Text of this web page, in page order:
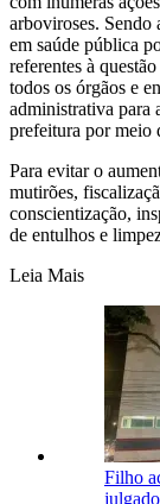
arboviroses. Sendo
em saúde pública
referentes à
todos os órgãos e
administrativa para
prefeitura por meio
Para evitar o
mutirões,
conscientização,
de entulhos e
Leia Mais
Filho